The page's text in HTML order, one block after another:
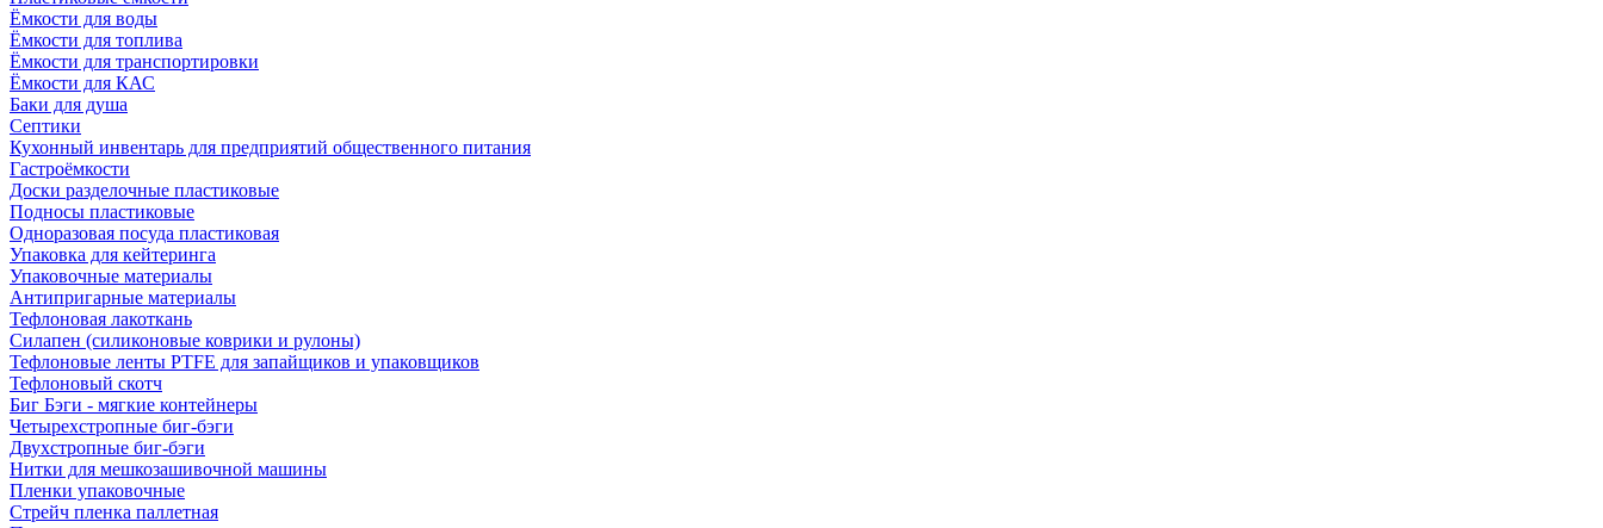
Ёмкости для воды
Ёмкости для топлива
Ёмкости для транспортировки
Ёмкости для КАС
Баки для душа
Септики
Кухонный инвентарь для предприятий общественного питания
Гастроёмкости
Доски разделочные пластиковые
Подносы пластиковые
Одноразовая посуда пластиковая
Упаковка для кейтеринга
Упаковочные материалы
Антипригарные материалы
Тефлоновая лакоткань
Силапен (силиконовые коврики и рулоны)
Тефлоновые ленты PTFE для запайщиков и упаковщиков
Тефлоновый скотч
Биг Бэги - мягкие контейнеры
Четырехстропные биг-бэги
Двухстропные биг-бэги
Нитки для мешкозашивочной машины
Пленки упаковочные
Стрейч пленка паллетная